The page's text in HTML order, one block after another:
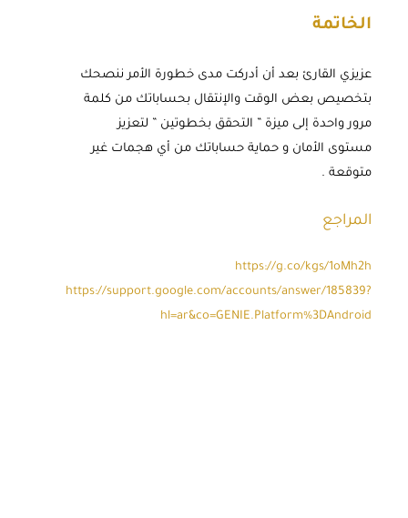
الخاتمة
عزيزي القارئ بعد أن أدركت مدى خطورة الأمر ننصحك
بتخصيص بعض الوقت والإنتقال بحساباتك من كلمة
مرور واحدة إلى ميزة ” التحقق بخطوتين ” لتعزيز
مستوى الأمان و حماية حساباتك من أي هجمات غير
متوقعة .
المراجع
https://g.co/kgs/1oMh2h
https://support.google.com/accounts/answer/185839?
hl=ar&co=GENIE.Platform%3DAndroid